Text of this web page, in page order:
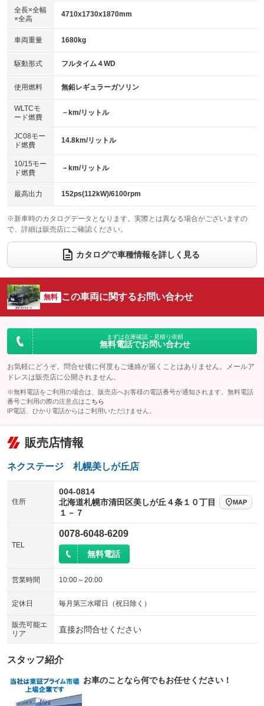
：装備なし
パワーウィンドウ
アイドリングストップ
：装備あり
USB入力端子
：装備あり
100V電源
：装備なし
センターデフロック
：装備なし
電動格納ミラー
：装備あり
アルミホイール：16インチ
：装備あり
HID(キセノンライト)
バックカメラ
エアロ
：装備なし
ローダウン
：装備なし
ベンチシート
：装備なし
チップアップシート
：装備なし
電動格納サードシート
：装備なし シートヒーター
：装備なし
ウォークスルー
電動リアゲート フロントカメラ
：装備なし
シートエアコン
：装備なし 全周囲カメラ
：装備なし
サイドカメラ
：装備なし ルーフレール
：装備なし
エアサスペンション ヘッドライトウォッシャー
全長×全幅
×全高
4710x1730x1870mm
車両重量 1680kg
駆動形式 フルタイム４WD
使用燃料 無鉛レギュラーガソリン
WLTCモ
ード燃費
－km/リットル
JC08モー
ド燃費
14.8km/リットル
10/15モー
ド燃費
－km/リットル
最高出力 152ps(112kW)/6100rpm
※新車時のカタログデータとなります。実際とは異なる場合がございますの
で、詳細は販売店にご確認ください。
カタログで車種情報を詳しく見る
無料 この車両に関するお問い合わせ
まずは在庫確認・見積り依頼
無料電話でお問い合わせ
お気軽にどうぞ。問合せ後に何度もご連絡が届くことはありません。メールア
ドレスは販売店に公開されません。
※無料電話をご利用の場合は、販売店へお客様の電話番号が通知されます。無料電話
番号ご利用の際の注意点は こちら
IP電話、ひかり電話からはご利用いただけません。
販売店情報
ネクステージ 札幌美しが丘店
住所
004-0814
北海道札幌市清田区美しが丘４条１０丁目
１－７
MAP
TEL
0078-6048-6209
無料電話
営業時間 10:00～20:00
定休日 毎月第三水曜日（祝日除く）
販売可能エ
リア
直接お問合せください
スタッフ紹介
お車のことなら何でもお任せください！